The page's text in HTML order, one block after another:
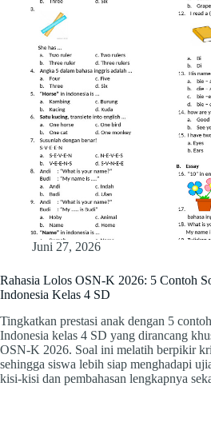
Juni 27, 2026
Rahasia Lolos OSN-K 2026: 5 Contoh
Indonesia Kelas 4 SD
Tingkatkan prestasi anak dengan 5
Indonesia kelas 4 SD yang dirancang
OSN-K 2026. Soal ini melatih berpikir
sehingga siswa lebih siap menghadapi
kisi-kisi dan pembahasan lengkapnya